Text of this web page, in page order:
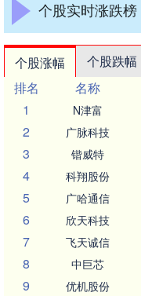
个股实时涨跌榜
个股涨幅 个股跌幅
排名
名称
1
N津富
2 广脉科技
3 锴威特
4 科翔股份
5 广哈通信
6 欣天科技
7 飞天诚信
8 中巨芯
9 优机股份